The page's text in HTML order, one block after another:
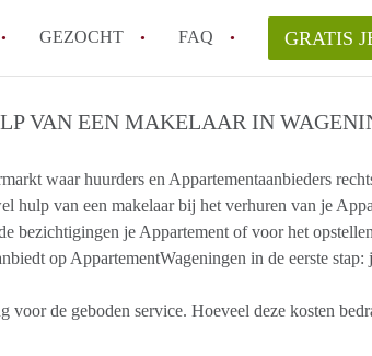
GEZOCHT FAQ
AppartementWageningen
bemiddelingsvergoeding?
is AppartementWageningen?
is de privacyverklaring van AppartementWageningen?
GRATIS
VAN EEN MAKELAAR IN
waar huurders en Appartementaanbieders
hulp van een makelaar bij het verhuren van je
bezichtigingen je Appartement of voor het
op AppartementWageningen in de eerste
voor de geboden service. Hoeveel deze kosten